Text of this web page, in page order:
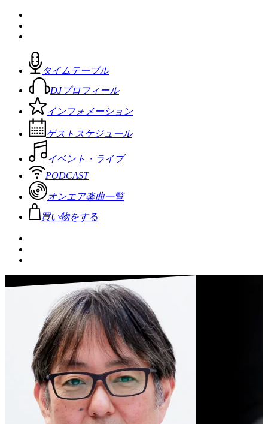
タイムテーブル
DJプロフィール
インフォメーション
ゲストスケジュール
イベント・ライブ
PODCAST
オンエア楽曲一覧
買い物をする